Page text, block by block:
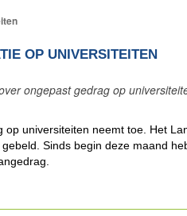
OP UNIVERSITEITEN
ongepast gedrag op
universiteiten neemt toe. Het
Sinds begin deze maand